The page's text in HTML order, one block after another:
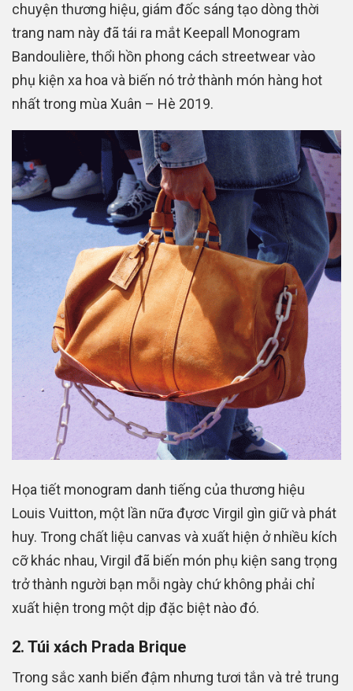
chuyện thương hiệu, giám đốc sáng tạo dòng thời
trang nam này đã tái ra mắt Keepall Monogram
Bandoulière, thổi hồn phong cách streetwear vào
phụ kiện xa hoa và biến nó trở thành món hàng hot
nhất trong mùa Xuân – Hè 2019.
Họa tiết monogram danh tiếng của thương hiệu
Louis Vuitton, một lần nữa đựơc Virgil gìn giữ và phát
huy. Trong chất liệu canvas và xuất hiện ở nhiều kích
cỡ khác nhau, Virgil đã biến món phụ kiện sang trọng
trở thành người bạn mỗi ngày chứ không phải chỉ
xuất hiện trong một dịp đặc biệt nào đó.
2. Túi xách Prada Brique
Trong sắc xanh biển đậm nhưng tươi tắn và trẻ trung